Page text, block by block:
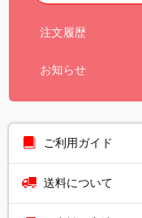
注文履歴
お知らせ
ご利用ガイド
送料について